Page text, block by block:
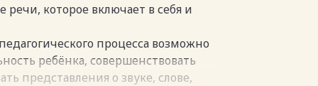
речи, которое включает в себя и
процесса возможно
ребёнка, совершенствовать
представления о звуке, слове,